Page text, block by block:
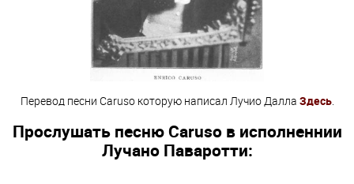
Перевод песни Caruso которую написал Лучио Далла Здесь.
Прослушать песню Caruso в исполненнии
Лучано Паваротти: